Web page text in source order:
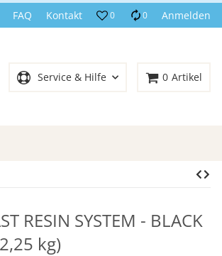
FAQ Kontakt 0 0 Anmelden
Service & Hilfe 0 Artikel
RESIN SYSTEM - BLACK
kg)